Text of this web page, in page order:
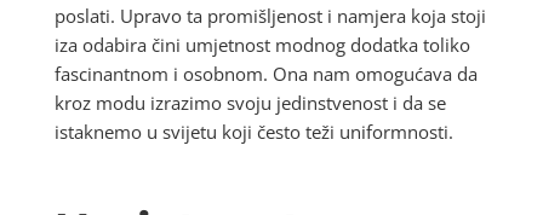
poslati. Upravo ta promišljenost i namjera koja stoji
iza odabira čini umjetnost modnog dodatka toliko
fascinantnom i osobnom. Ona nam omogućava da
kroz modu izrazimo svoju jedinstvenost i da se
istaknemo u svijetu koji često teži uniformnosti.